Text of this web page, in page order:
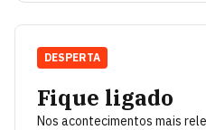
Fique ligado
Nos acontecimentos mais
DESPERTA